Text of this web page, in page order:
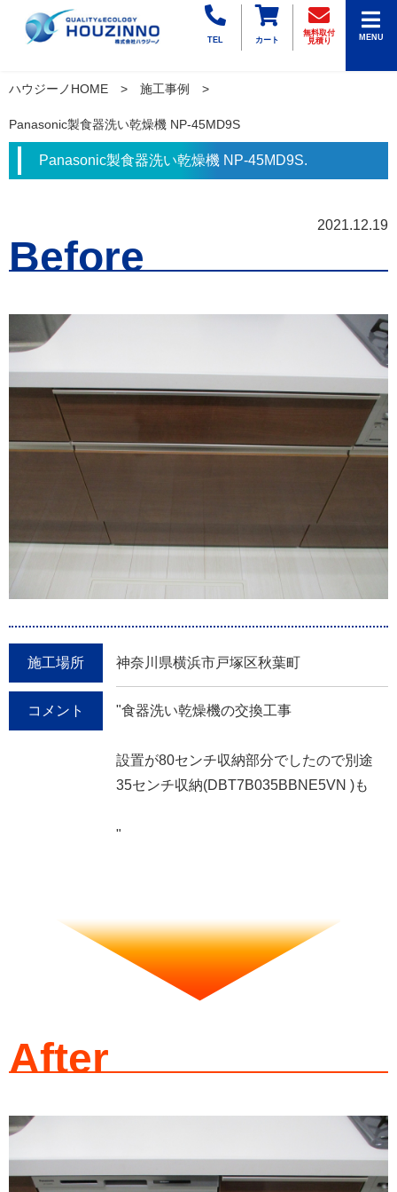
TEL カート
無料取付
見積り
MENU
ハウジーノHOME 施工事例
Panasonic製食器洗い乾燥機 NP-45MD9S
Panasonic製食器洗い乾燥機 NP-45MD9S.
2021.12.19
Before
施工場所 神奈川県横浜市戸塚区秋葉町
コメント "食器洗い乾燥機の交換工事
設置が80センチ収納部分でしたので別途
35センチ収納(DBT7B035BBNE5VN )も
"
After